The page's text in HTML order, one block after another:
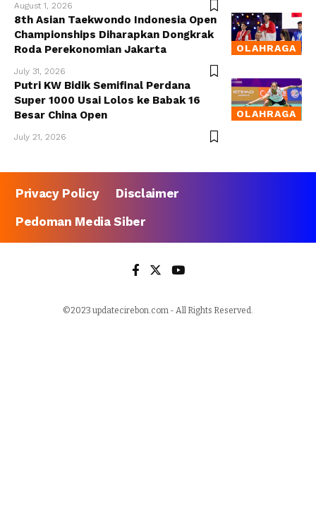
August 1, 2026
OLAHRAGA
8th Asian Taekwondo Indonesia Open
Championships Diharapkan Dongkrak
Roda Perekonomian Jakarta
July 31, 2026
OLAHRAGA
Putri KW Bidik Semifinal Perdana
Super 1000 Usai Lolos ke Babak 16
Besar China Open
July 21, 2026
Privacy Policy
Disclaimer
Pedoman Media Siber
©2023 updatecirebon.com - All Rights Reserved.